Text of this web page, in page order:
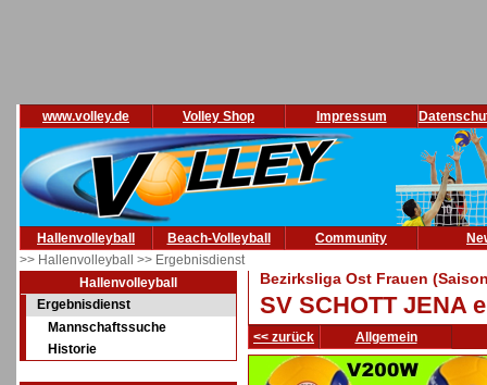
www.volley.de Volley Shop Impressum
Hallenvolleyball Beach-Volleyball Community
>> Hallenvolleyball >> Ergebnisdienst
Hallenvolleyball
Ergebnisdienst
Mannschaftssuche
Historie
Bezirksliga Ost Frauen
SV SCHOTT JENA
<< zurück Allgemein